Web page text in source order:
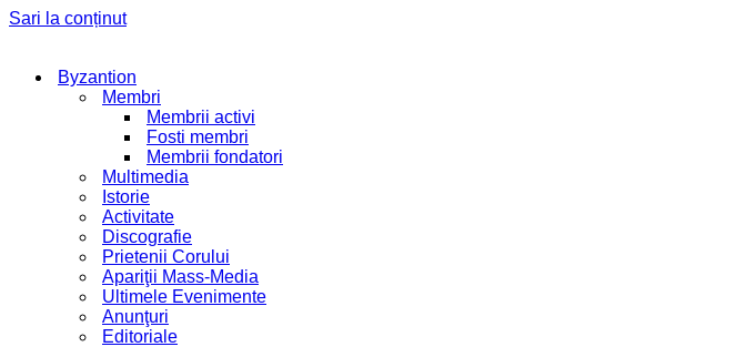
Sari la conținut
Byzantion
Membri
Membrii activi
Fosti membri
Membrii fondatori
Multimedia
Istorie
Activitate
Discografie
Prietenii Corului
Apariţii Mass-Media
Ultimele Evenimente
Anunţuri
Editoriale